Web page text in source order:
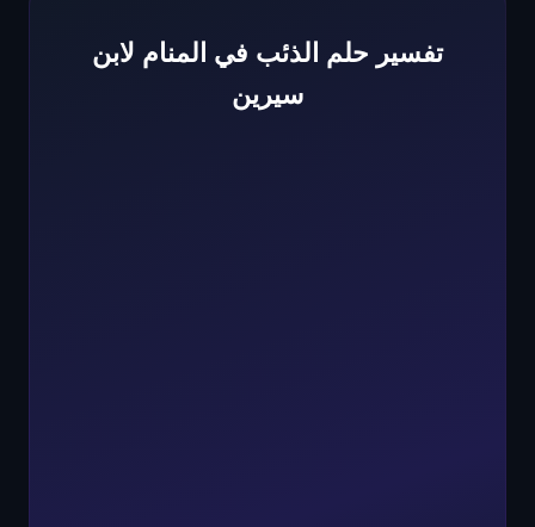
تفسير حلم الذئب في المنام لابن
سيرين